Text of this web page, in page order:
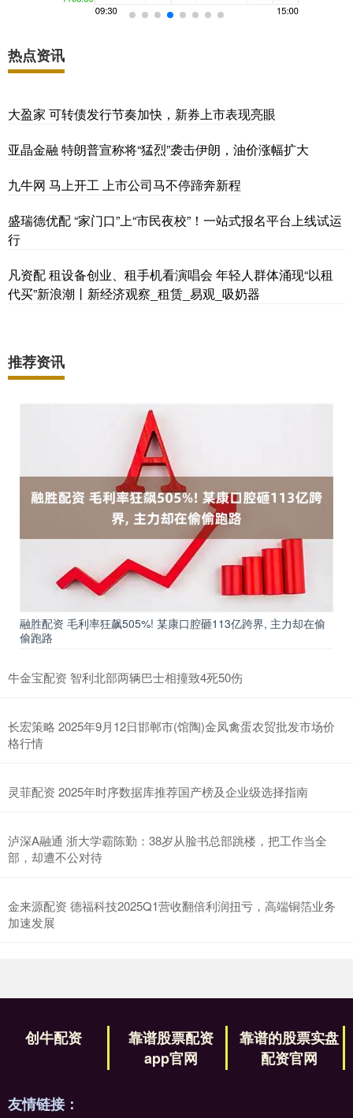
热点资讯
大盈家 可转债发行节奏加快，新券上市表现亮眼
亚晶金融 特朗普宣称将“猛烈”袭击伊朗，油价涨幅扩大
九牛网 马上开工 上市公司马不停蹄奔新程
盛瑞德优配 “家门口”上“市民夜校”！一站式报名平台上线试运
行
凡资配 租设备创业、租手机看演唱会 年轻人群体涌现“以租
代买”新浪潮丨新经济观察_租赁_易观_吸奶器
推荐资讯
融胜配资 毛利率狂飙505%! 某康口腔砸113亿跨界, 主力却在偷
偷跑路
牛金宝配资 智利北部两辆巴士相撞致4死50伤
长宏策略 2025年9月12日邯郸市(馆陶)金凤禽蛋农贸批发市场价
格行情
灵菲配资 2025年时序数据库推荐国产榜及企业级选择指南
泸深A融通 浙大学霸陈勤：38岁从脸书总部跳楼，把工作当全
部，却遭不公对待
金来源配资 德福科技2025Q1营收翻倍利润扭亏，高端铜箔业务
加速发展
创牛配资
靠谱股票配资
app官网
靠谱的股票实盘
配资官网
友情链接：